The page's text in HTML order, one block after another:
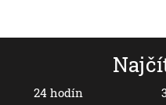
24 hodín